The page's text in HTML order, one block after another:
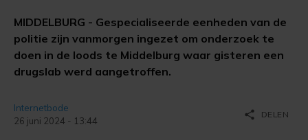
MIDDELBURG - Gespecialiseerde eenheden van de
politie zijn vanmorgen ingezet om onderzoek te
doen in de loods te Middelburg waar gisteren een
drugslab werd aangetroffen.
Internetbode
26 juni 2024 - 13:44
share DELEN